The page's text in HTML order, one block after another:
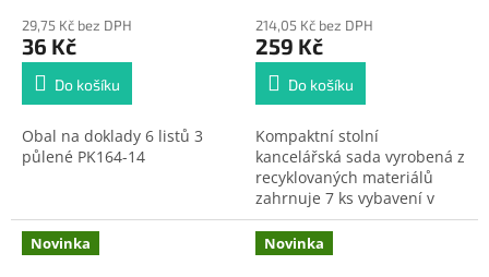
29,75 Kč bez DPH
36 Kč
Do košíku
Obal na doklady 6 listů 3
půlené PK164-14
214,05 Kč bez DPH
259 Kč
Do košíku
Kompaktní stolní
kancelářská sada vyrobená z
recyklovaných materiálů
zahrnuje 7 ks vybavení v
zelené barvě
Novinka Novinka